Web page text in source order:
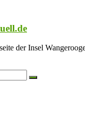
der Insel